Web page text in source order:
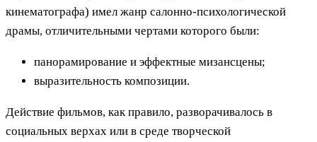
кинематографа) имел жанр салонно-психологической
драмы, отличительными чертами которого были:
панорамирование и эффектные мизансцены;
выразительность композиции.
Действие фильмов, как правило, разворачивалось в
социальных верхах или в среде творческой